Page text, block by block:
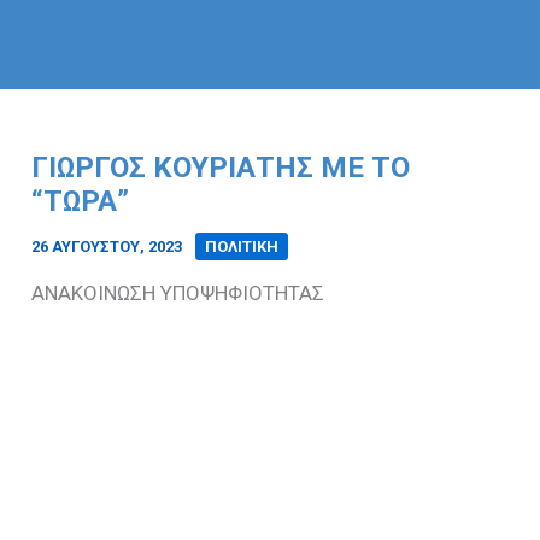
ΓΙΏΡΓΟΣ ΚΟΥΡΙΆΤΗΣ ΜΕ ΤΟ
“ΤΏΡΑ”
26 ΑΥΓΟΎΣΤΟΥ, 2023 ΠΟΛΙΤΙΚΗ
ΑΝΑΚΟΙΝΩΣΗ ΥΠΟΨΗΦΙΟΤΗΤΑΣ